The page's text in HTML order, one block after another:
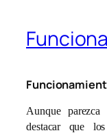
Aunque parezca
destacar que